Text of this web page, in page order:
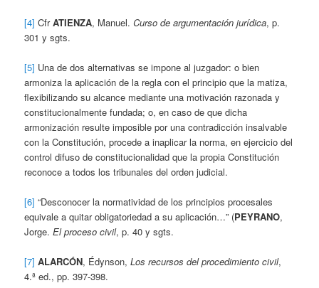
[4] CfrATIENZA, Manuel.Curso de argumentación jurídica, p.
301 y sgts.
[5] Una de dos alternativas se impone al juzgador: o bien
armoniza la aplicación de la regla con el principio que la matiza,
flexibilizando su alcance mediante una motivación razonada y
constitucionalmente fundada; o, en caso de que dicha
armonización resulte imposible por una contradicción insalvable
con la Constitución, procede a inaplicar la norma, en ejercicio del
control difuso de constitucionalidad que la propia Constitución
reconoce a todos los tribunales del orden judicial.
[6] “Desconocer la normatividad de los principios procesales
equivale a quitar obligatoriedad a su aplicación…” (PEYRANO,
Jorge.El proceso civil, p. 40 y sgts.
[7] ALARCÓN, Édynson,Los recursos del procedimiento civil,
4.ª ed., pp. 397-398.